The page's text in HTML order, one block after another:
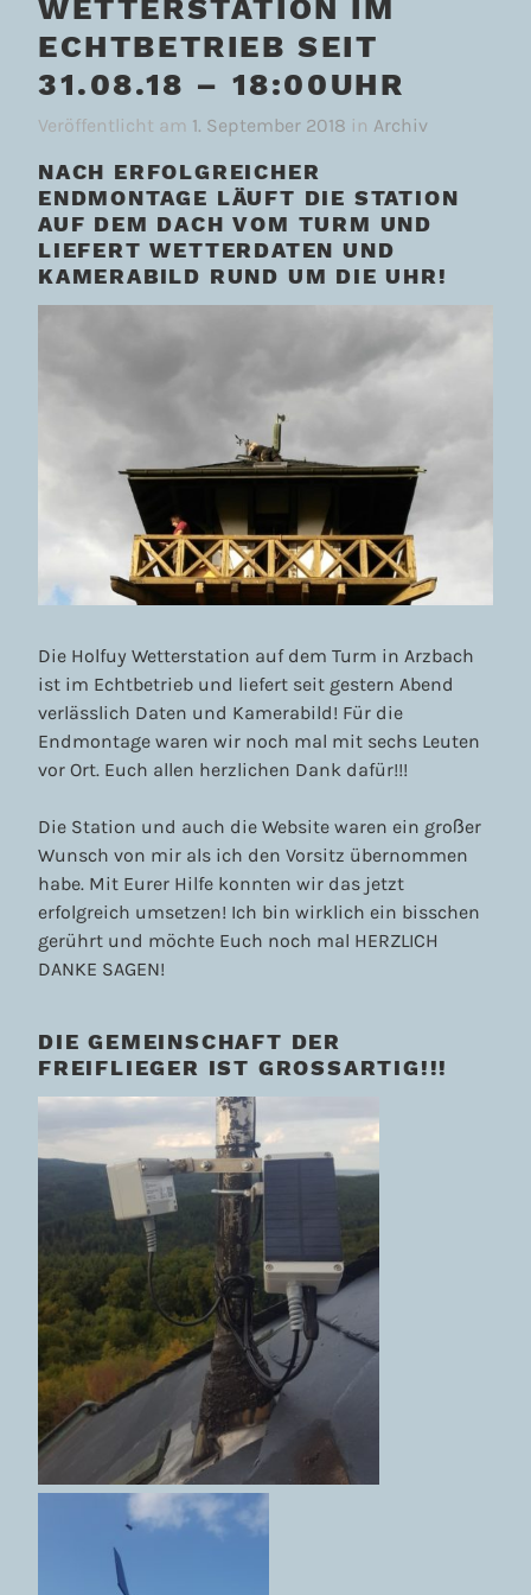
WETTERSTATION IM
ECHTBETRIEB SEIT
31.08.18 – 18:00UHR
Veröffentlicht am 1. September 2018 in Archiv
NACH ERFOLGREICHER
ENDMONTAGE LÄUFT DIE STATION
AUF DEM DACH VOM TURM UND
LIEFERT WETTERDATEN UND
KAMERABILD RUND UM DIE UHR!
Die Holfuy Wetterstation auf dem Turm in Arzbach
ist im Echtbetrieb und liefert seit gestern Abend
verlässlich Daten und Kamerabild! Für die
Endmontage waren wir noch mal mit sechs Leuten
vor Ort. Euch allen herzlichen Dank dafür!!!
Die Station und auch die Website waren ein großer
Wunsch von mir als ich den Vorsitz übernommen
habe. Mit Eurer Hilfe konnten wir das jetzt
erfolgreich umsetzen! Ich bin wirklich ein bisschen
gerührt und möchte Euch noch mal HERZLICH
DANKE SAGEN!
DIE GEMEINSCHAFT DER
FREIFLIEGER IST GROSSARTIG!!!